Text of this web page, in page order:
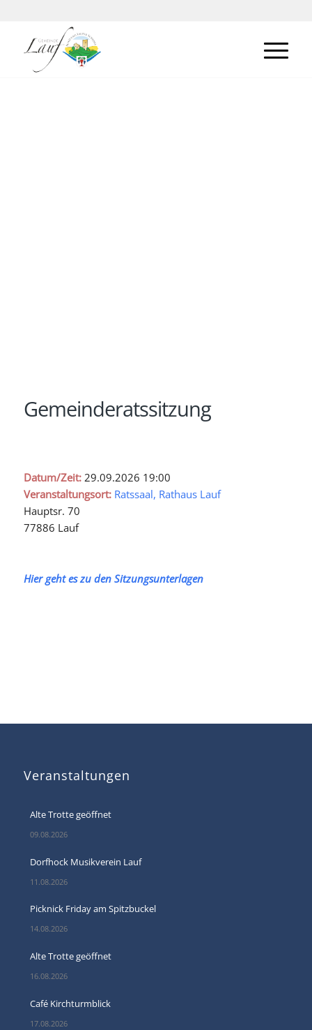
Gemeinderatssitzung
Datum/Zeit:29.09.2026 19:00
Veranstaltungsort: Ratssaal, Rathaus Lauf
Hauptsr. 70
77886 Lauf
Hier geht es zu den Sitzungsunterlagen
Veranstaltungen
Alte Trotte geöffnet
09.08.2026
Dorfhock Musikverein Lauf
11.08.2026
Picknick Friday am Spitzbuckel
14.08.2026
Alte Trotte geöffnet
16.08.2026
Café Kirchturmblick
17.08.2026